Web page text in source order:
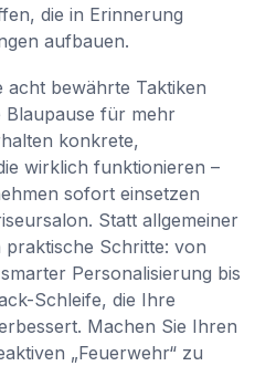
die in Erinnerung
aufbauen.
acht bewährte Taktiken
Blaupause für mehr
konkrete,
wirklich funktionieren –
sofort einsetzen
Statt allgemeiner
praktische Schritte: von
Personalisierung bis
Schleife, die Ihre
Machen Sie Ihren
„Feuerwehr“ zu